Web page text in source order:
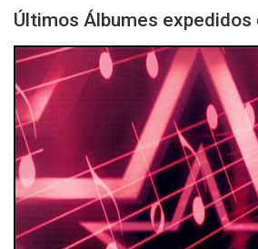
Últimos Álbumes expedidos